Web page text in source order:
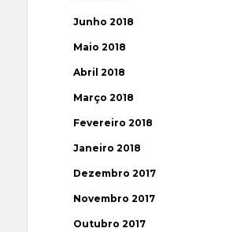
Junho 2018
Maio 2018
Abril 2018
Março 2018
Fevereiro 2018
Janeiro 2018
Dezembro 2017
Novembro 2017
Outubro 2017